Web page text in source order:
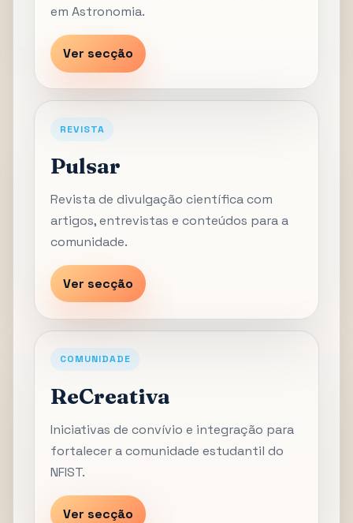
em Astronomia.
Ver secção
REVISTA
Pulsar
Revista de divulgação científica com
artigos, entrevistas e conteúdos para a
comunidade.
Ver secção
COMUNIDADE
ReCreativa
Iniciativas de convívio e integração para
fortalecer a comunidade estudantil do
NFIST.
Ver secção